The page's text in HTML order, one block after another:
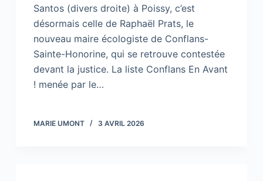
Santos (divers droite) à Poissy, c’est
désormais celle de Raphaël Prats, le
nouveau maire écologiste de Conflans-
Sainte-Honorine, qui se retrouve contestée
devant la justice. La liste Conflans En Avant
! menée par le…
MARIE UMONT 3 AVRIL 2026